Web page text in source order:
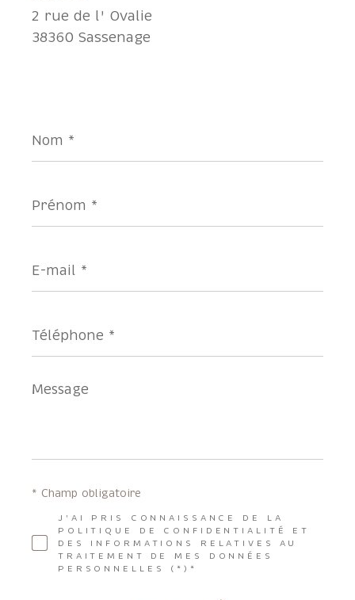
2 rue de l' Ovalie
38360 Sassenage
*
*
mail
*
*
Message
J'AI PRIS CONNAISSANCE DE LA
POLITIQUE DE CONFIDENTIALITÉ ET
DES INFORMATIONS RELATIVES AU
TRAITEMENT DE MES DONNÉES
PERSONNELLES (*)*
* Champ obligatoire